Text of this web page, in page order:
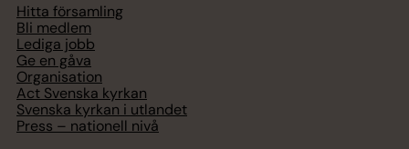
Hitta församling
Bli medlem
Lediga jobb
Ge en gåva
Organisation
Act Svenska kyrkan
Svenska kyrkan i utlandet
Press – nationell nivå